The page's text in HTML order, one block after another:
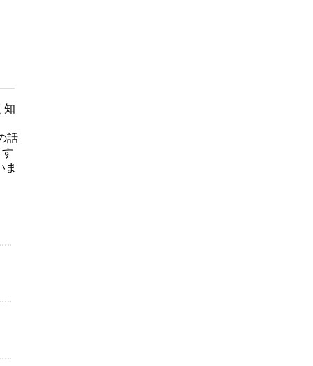
知
話
ま